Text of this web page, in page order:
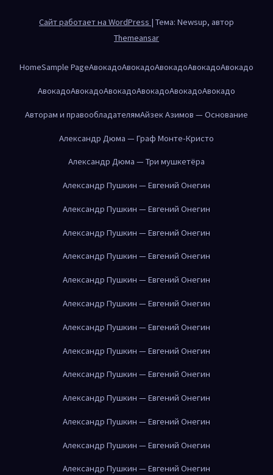
Сайт работает на WordPress | Тема: Newsup, автор
Themeansar
HomeSample PageАвокадоАвокадоАвокадоАвокадоАвокадо
АвокадоАвокадоАвокадоАвокадоАвокадоАвокадо
Авторам и правообладателямАйзек Азимов — Основание
Александр Дюма — Граф Монте-Кристо
Александр Дюма — Три мушкетёра
Александр Пушкин — Евгений Онегин
Александр Пушкин — Евгений Онегин
Александр Пушкин — Евгений Онегин
Александр Пушкин — Евгений Онегин
Александр Пушкин — Евгений Онегин
Александр Пушкин — Евгений Онегин
Александр Пушкин — Евгений Онегин
Александр Пушкин — Евгений Онегин
Александр Пушкин — Евгений Онегин
Александр Пушкин — Евгений Онегин
Александр Пушкин — Евгений Онегин
Александр Пушкин — Евгений Онегин
Александр Пушкин — Евгений Онегин